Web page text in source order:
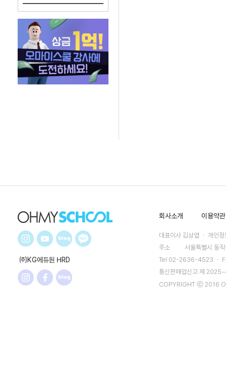
㈜KG에듀원 HRD
회사소개 이용약관
대표이사 김상엽 ㆍ 개인
주소
서울특별시 동
Tel 02-2636-4523 ㆍ
통신판매업신고 제
COPYRIGHT ⓒ 2016